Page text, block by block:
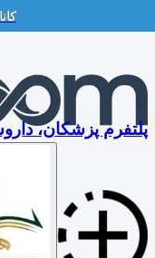
Skip
content
پلتفرم پزشکان،